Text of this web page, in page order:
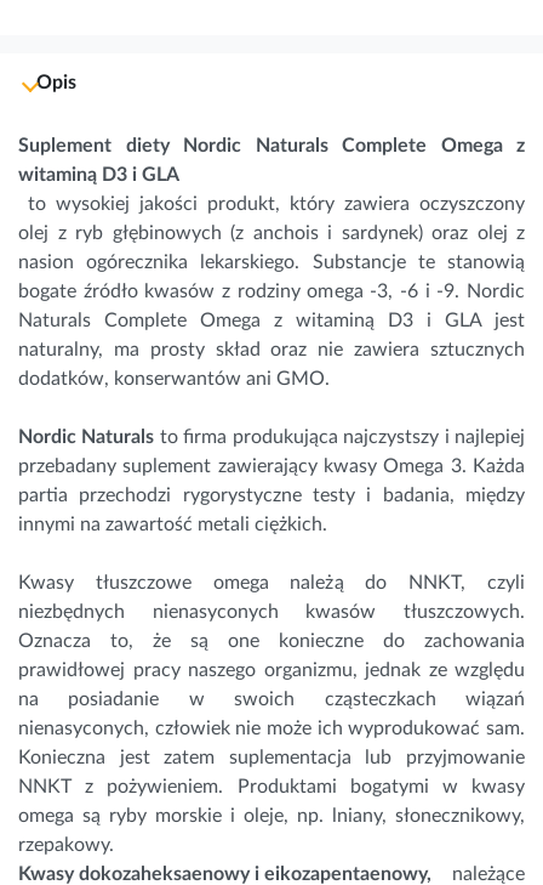
Opis
Suplement diety Nordic Naturals Complete Omega z
witaminą D3 i GLA
to wysokiej jakości produkt, który zawiera oczyszczony
olej z ryb głębinowych (z anchois i sardynek) oraz olej z
nasion ogórecznika lekarskiego. Substancje te stanowią
bogate źródło kwasów z rodziny omega -3, -6 i -9. Nordic
Naturals Complete Omega z witaminą D3 i GLA jest
naturalny, ma prosty skład oraz nie zawiera sztucznych
dodatków, konserwantów ani GMO.
Nordic Naturals to firma produkująca najczystszy i najlepiej
przebadany suplement zawierający kwasyOmega 3. Każda
partia przechodzi rygorystyczne testy i badania, między
innymi na zawartość metali ciężkich.
Kwasy tłuszczowe omega należą do NNKT, czyli
niezbędnych nienasyconych kwasów tłuszczowych.
Oznacza to, że są one konieczne do zachowania
prawidłowej pracy naszego organizmu, jednak ze względu
na posiadanie w swoich cząsteczkach wiązań
nienasyconych, człowiek nie może ich wyprodukować sam.
Konieczna jest zatem suplementacja lub przyjmowanie
NNKT z pożywieniem. Produktami bogatymi w kwasy
omega są ryby morskie i oleje, np. lniany, słonecznikowy,
rzepakowy.
Kwasy dokozaheksaenowy i eikozapentaenowy, należące